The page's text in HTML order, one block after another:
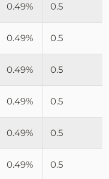
0.49% 0.5
0.49% 0.5
0.49% 0.5
0.49% 0.5
0.49% 0.5
0.49% 0.5